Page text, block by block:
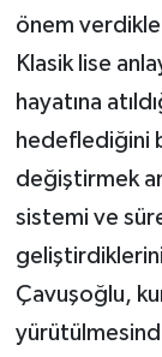
önem
Klasik lise
hayatına
hedeflediğini
değiştirmek
sistemi ve
Çavuşoğlu,